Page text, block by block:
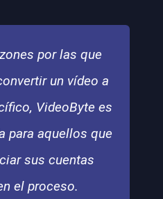
por las que
un vídeo a
VideoByte es
para aquellos que
sus cuentas
el proceso.